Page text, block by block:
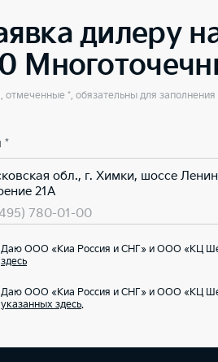
дилеру
отмеченные *, обязательны для заполнения
*
обл., г. Химки, шоссе
21А
780-01-00
Даю ООО «Киа Россия и СНГ» и ООО «КЦ
здесь
Даю ООО «Киа Россия и СНГ» и ООО «КЦ
указанных здесь.